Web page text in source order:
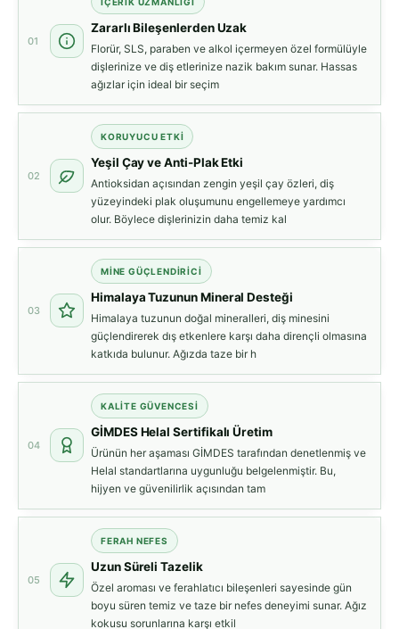
01
Zararlı Bileşenlerden Uzak
Florür, SLS, paraben ve alkol içermeyen özel formülüyle
dişlerinize ve diş etlerinize nazik bakım sunar. Hassas
ağızlar için ideal bir seçim
02
KORUYUCU ETKİ
Yeşil Çay ve Anti-Plak Etki
Antioksidan açısından zengin yeşil çay özleri, diş
yüzeyindeki plak oluşumunu engellemeye yardımcı
olur. Böylece dişlerinizin daha temiz kal
03
MİNE GÜÇLENDİRİCİ
Himalaya Tuzunun Mineral Desteği
Himalaya tuzunun doğal mineralleri, diş minesini
güçlendirerek dış etkenlere karşı daha dirençli olmasına
katkıda bulunur. Ağızda taze bir h
04
KALİTE GÜVENCESİ
GİMDES Helal Sertifikalı Üretim
Ürünün her aşaması GİMDES tarafından denetlenmiş ve
Helal standartlarına uygunluğu belgelenmiştir. Bu,
hijyen ve güvenilirlik açısından tam
05
FERAH NEFES
Uzun Süreli Tazelik
Özel aroması ve ferahlatıcı bileşenleri sayesinde gün
boyu süren temiz ve taze bir nefes deneyimi sunar. Ağız
kokusu sorunlarına karşı etkil